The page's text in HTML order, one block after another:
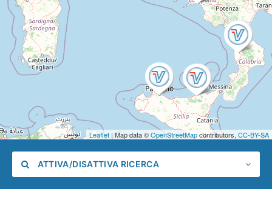
Leaflet | Map data ©OpenStreetMapcontributors, CC-BY-SA
ATTIVA/DISATTIVA RICERCA